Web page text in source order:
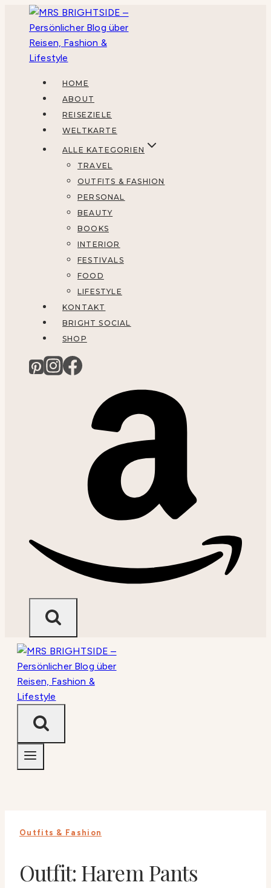
springen
HOME
ABOUT
REISEZIELE
WELTKARTE
ALLE KATEGORIEN
TRAVEL
OUTFITS & FASHION
PERSONAL
BEAUTY
BOOKS
INTERIOR
FESTIVALS
FOOD
LIFESTYLE
KONTAKT
BRIGHT SOCIAL
SHOP
Outfits & Fashion
Outfit: Harem Pants